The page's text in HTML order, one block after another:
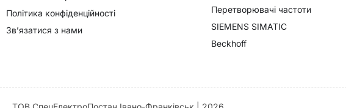
Політика конфіденційності
Зв’язатися з нами
Перетворювачі частоти
SIEMENS SIMATIC
Beckhoff